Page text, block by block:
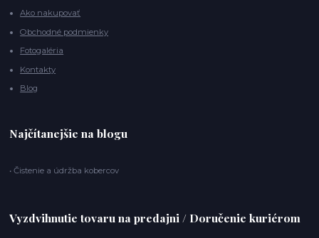
Ako nakupovať
Obchodné podmienky
Fotogaléria
Kontakty
Blog
Najčítanejšie na blogu
• Čistenie a údržba kobercov
Vyzdvihnutie tovaru na predajni / Doručenie kuriérom